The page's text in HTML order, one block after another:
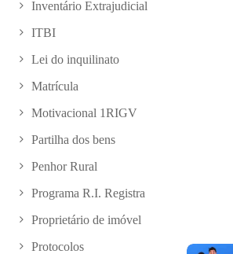
Inventário Extrajudicial
ITBI
Lei do inquilinato
Matrícula
Motivacional 1RIGV
Partilha dos bens
Penhor Rural
Programa R.I. Registra
Proprietário de imóvel
Protocolos